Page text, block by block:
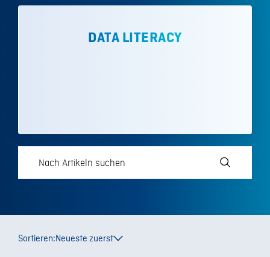
DATA LITERACY
Sortieren:Neueste zuerst